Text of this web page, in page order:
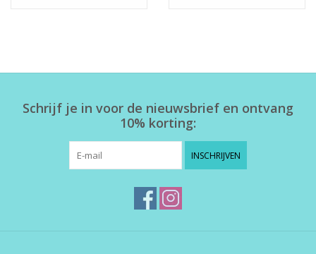
Schrijf je in voor de nieuwsbrief en ontvang
10% korting:
INSCHRIJVEN